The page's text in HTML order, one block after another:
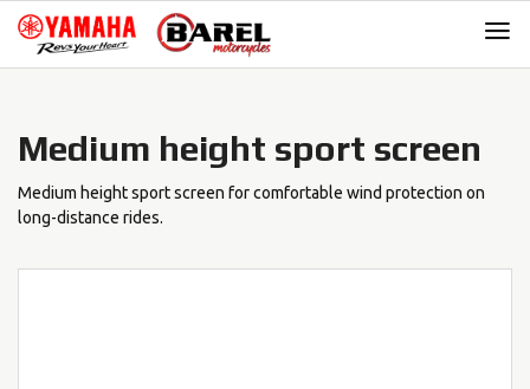
Skip
navigation
Skip
content
Medium height sport screen
Medium height sport screen for comfortable wind protection on
long-distance rides.